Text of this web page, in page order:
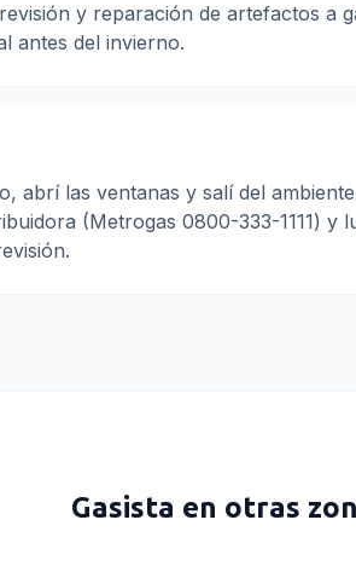
y reparación de artefactos a
antes del invierno.
abrí las ventanas y salí del
(Metrogas 0800-333-1111) y
Gasista en otras